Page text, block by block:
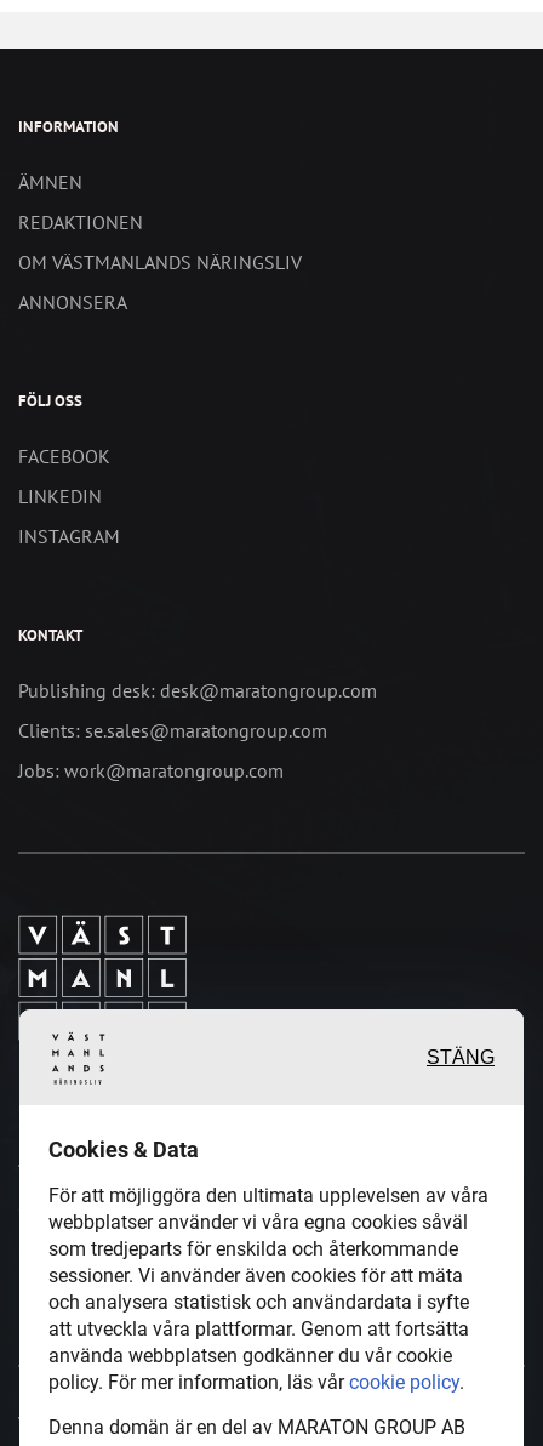
INFORMATION
ÄMNEN
REDAKTIONEN
OM VÄSTMANLANDS NÄRINGSLIV
ANNONSERA
FÖLJ OSS
FACEBOOK
LINKEDIN
INSTAGRAM
KONTAKT
Publishing desk: desk@maratongroup.com
Clients: se.sales@maratongroup.com
Jobs: work@maratongroup.com
värdefulla berättelser och
reportage från och om det lokala
näringslivet och dess aktörer samt
en hel del annan läsvärt innehåll.
VastmanlandsNaringsliv.se är en del av mediakoncernen
STÄNG
Cookies & Data
För att möjliggöra den ultimata upplevelsen av våra
webbplatser använder vi våra egna cookies såväl
som tredjeparts för enskilda och återkommande
sessioner. Vi använder även cookies för att mäta
och analysera statistisk och användardata i syfte
att utveckla våra plattformar. Genom att fortsätta
använda webbplatsen godkänner du vår cookie
policy. För mer information, läs vårcookie policy.
Denna domän är en del av MARATON GROUP AB